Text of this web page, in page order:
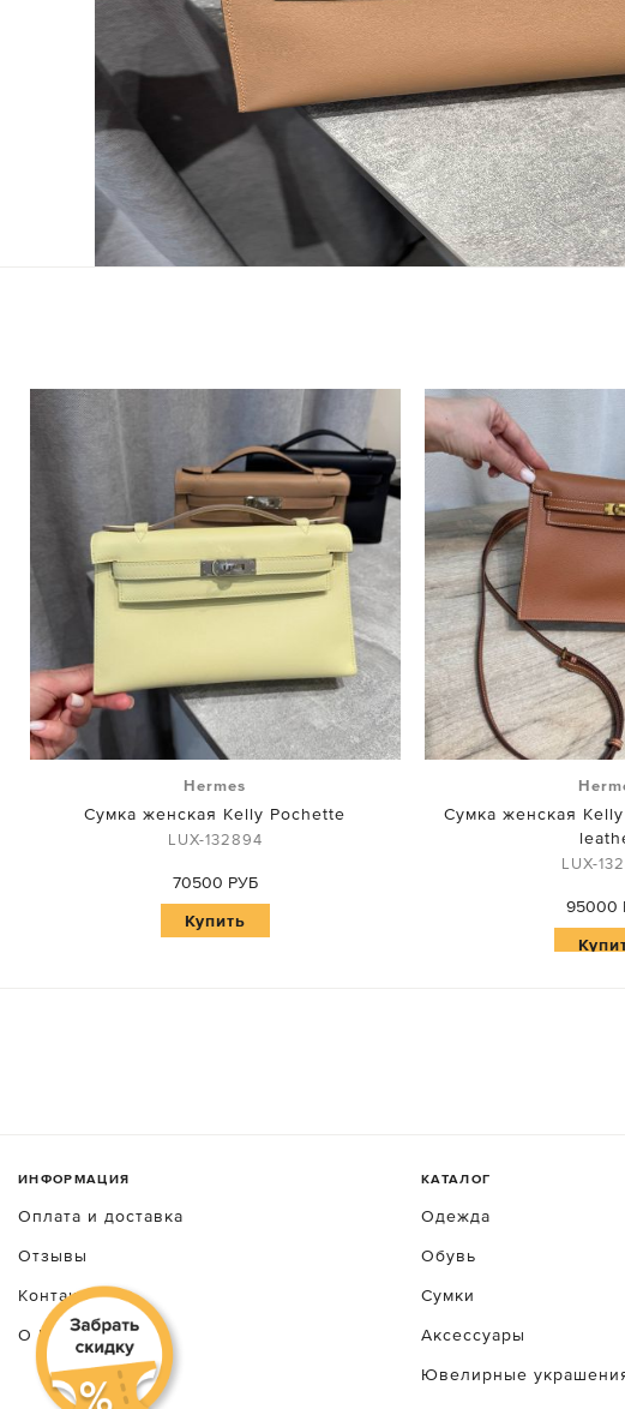
Hermes
Сумка женская Kelly Pochette
LUX-132894
70500 РУБ
Купить
Сумка женская
LUX-
95000
ИНФОРМАЦИЯ
Оплата и доставка
Отзывы
Контакты
О luxecrime
КАТАЛОГ
Одежда
Обувь
Сумки
Аксессуары
Ювелирные